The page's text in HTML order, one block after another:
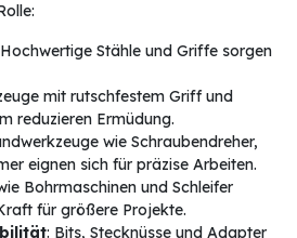
Stähle und Griffe sorgen
mit rutschfestem Griff und
reduzieren Ermüdung.
wie Schraubendreher,
eignen sich für präzise Arbeiten.
Bohrmaschinen und Schleifer
für größere Projekte.
: Bits, Stecknüsse und Adapter